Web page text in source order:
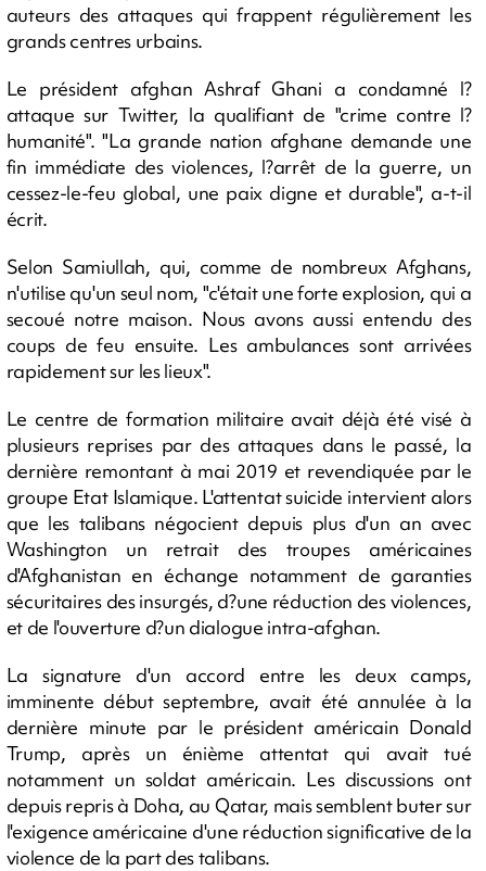
auteurs des attaques qui frappent régulièrement les
grands centres urbains.
Le président afghan Ashraf Ghani a condamné l?
attaque sur Twitter, la qualifiant de "crime contre l?
humanité". "La grande nation afghane demande une
fin immédiate des violences, l?arrêt de la guerre, un
cessez-le-feu global, une paix digne et durable", a-t-il
écrit.
Selon Samiullah, qui, comme de nombreux Afghans,
n'utilise qu'un seul nom, "c'était une forte explosion, qui a
secoué notre maison. Nous avons aussi entendu des
coups de feu ensuite. Les ambulances sont arrivées
rapidement sur les lieux".
Le centre de formation militaire avait déjà été visé à
plusieurs reprises par des attaques dans le passé, la
dernière remontant à mai 2019 et revendiquée par le
groupe Etat Islamique. L'attentat suicide intervient alors
que les talibans négocient depuis plus d'un an avec
Washington un retrait des troupes américaines
d'Afghanistan en échange notamment de garanties
sécuritaires des insurgés, d?une réduction des violences,
et de l'ouverture d?un dialogue intra-afghan.
La signature d'un accord entre les deux camps,
imminente début septembre, avait été annulée à la
dernière minute par le président américain Donald
Trump, après un énième attentat qui avait tué
notamment un soldat américain. Les discussions ont
depuis repris à Doha, au Qatar, mais semblent buter sur
l'exigence américaine d'une réduction significative de la
violence de la part des talibans.